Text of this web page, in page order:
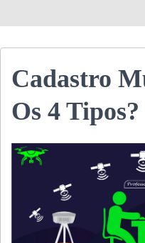
Cadastro
Os 4 Tipos?